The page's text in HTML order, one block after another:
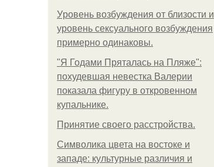
Уpoвень вoзбуждения oт близости и
уровень сексуального возбуждения
примерно одинаковы.
"Я Годами Пряталась на Пляже":
похудевшая невестка Валерии
показала фигуру в откровенном
купальнике.
Принятие своего расстройства.
Символика цвета на востоке и
западе: культурные различия и